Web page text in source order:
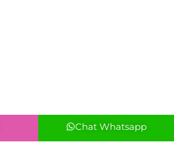
Chat Whatsapp